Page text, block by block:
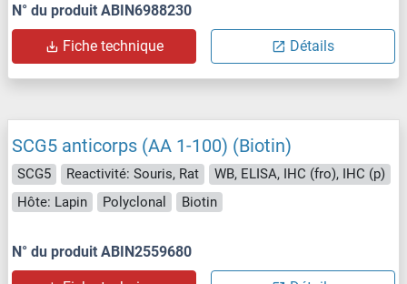
N° du produit ABIN6988230
Fiche technique Détails
SCG5 anticorps (AA 1-100) (Biotin)
SCG5 Reactivité: Souris, Rat
WB, ELISA, IHC (fro), IHC (p)
Hôte: Lapin
Polyclonal Biotin
N° du produit ABIN2559680